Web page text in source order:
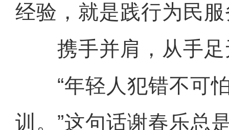
经验，就是践行为民
携手并肩，从手足
“年轻人犯错不可怕
训。”这句话谢春乐总